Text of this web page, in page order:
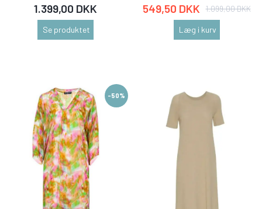
1.399,00 DKK
Se produktet
549,50 DKK 1.099,00 DKK
Læg i kurv
-50%